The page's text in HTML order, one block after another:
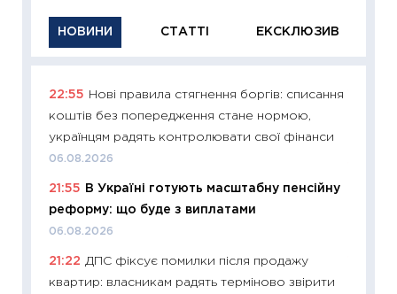
НОВИНИ СТАТТІ ЕКСКЛЮЗИВ
22:55
Нові правила стягнення боргів: списання
коштів без попередження стане нормою,
українцям радять контролювати свої фінанси
06.08.2026
21:55
В Україні готують масштабну пенсійну
реформу: що буде з виплатами
06.08.2026
21:22 ДПС фіксує помилки після продажу
квартир: власникам радять терміново звірити